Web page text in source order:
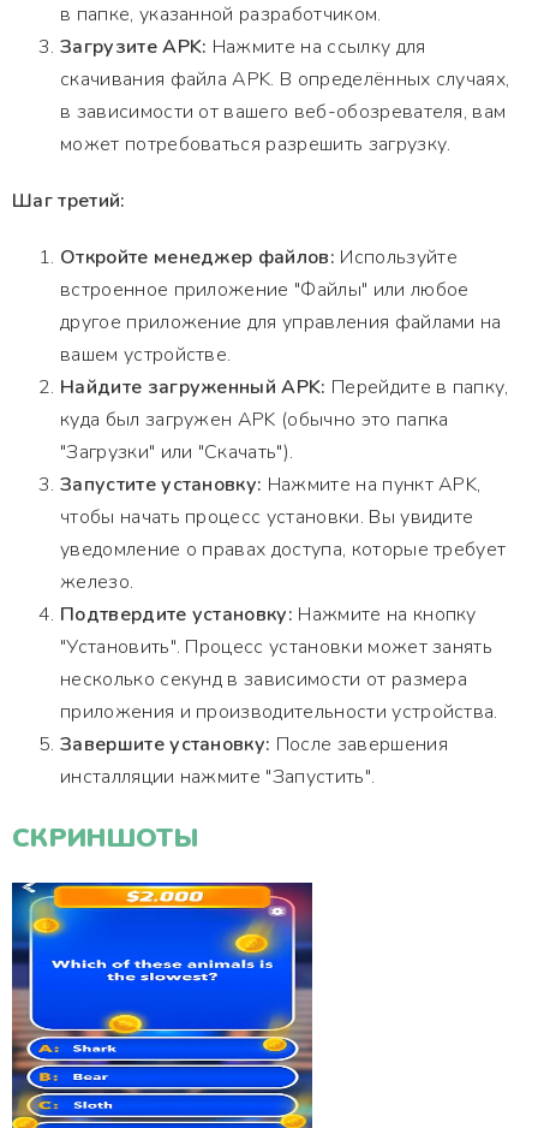
в папке, указанной разработчиком.
Загрузите APK: Нажмите на ссылку для
скачивания файла APK. В определённых случаях,
в зависимости от вашего веб-обозревателя, вам
может потребоваться разрешить загрузку.
Шаг третий:
Откройте менеджер файлов: Используйте
встроенное приложение "Файлы" или любое
другое приложение для управления файлами на
вашем устройстве.
Найдите загруженный APK: Перейдите в папку,
куда был загружен APK (обычно это папка
"Загрузки" или "Скачать").
Запустите установку: Нажмите на пункт APK,
чтобы начать процесс установки. Вы увидите
уведомление о правах доступа, которые требует
железо.
Подтвердите установку: Нажмите на кнопку
"Установить". Процесс установки может занять
несколько секунд в зависимости от размера
приложения и производительности устройства.
Завершите установку: После завершения
инсталляции нажмите "Запустить".
СКРИНШОТЫ